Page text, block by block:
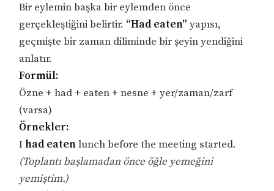
Bir eylemin başka bir eylemden önce
gerçekleştiğini belirtir. “Had eaten” yapısı,
geçmişte bir zaman diliminde bir şeyin yendiğini
anlatır.
Formül:
Özne + had + eaten + nesne + yer/zaman/zarf
(varsa)
Örnekler:
Ihad eatenlunch before the meeting started.
(Toplantı başlamadan önce öğle yemeğini
yemiştim.)